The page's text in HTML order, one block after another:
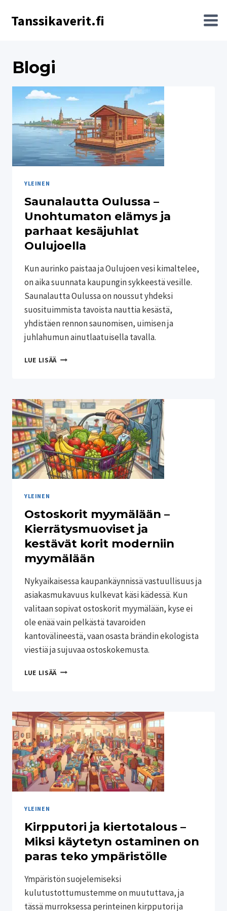
sisältöön
Tanssikaverit.fi
Blogi
YLEINEN
Saunalautta Oulussa –
Unohtumaton elämys ja
parhaat kesäjuhlat
Oulujoella
Kun aurinko paistaa ja Oulujoen vesi kimaltelee,
on aika suunnata kaupungin sykkeestä vesille.
Saunalautta Oulussa on noussut yhdeksi
suosituimmista tavoista nauttia kesästä,
yhdistäen rennon saunomisen, uimisen ja
juhlahumun ainutlaatuisella tavalla.
LUE LISÄÄ SAUNALAUTTA
ELÄMYS
JA
PARHAAT
KESÄJUHLAT
OULUJOELLA
YLEINEN
Ostoskorit myymälään –
Kierrätysmuoviset ja
kestävät korit moderniin
myymälään
Nykyaikaisessa kaupankäynnissä vastuullisuus ja
asiakasmukavuus kulkevat käsi kädessä. Kun
valitaan sopivat ostoskorit myymälään, kyse ei
ole enää vain pelkästä tavaroiden
kantovälineestä, vaan osasta brändin ekologista
viestiä ja sujuvaa ostoskokemusta.
LUE LISÄÄ OSTOSKORIT
JA
KESTÄVÄT
KORIT
MODERNIIN
MYYMÄLÄÄN
YLEINEN
Kirpputori ja kiertotalous –
Miksi käytetyn ostaminen on
paras teko ympäristölle
Ympäristön suojelemiseksi
kulutustottumustemme on muututtava, ja
tässä murroksessa perinteinen kirpputori ja